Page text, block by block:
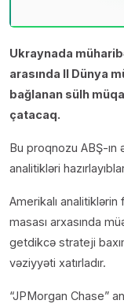
Ukraynada
arasında II Dünya
bağlanan sülh
çatacaq.
Bu proqnozu ABŞ-ın
analitikləri
Amerikalı analitiklərin
masası arxasında
getdikcə strateji
vəziyyəti xatırladır.
“JPMorgan Chase”